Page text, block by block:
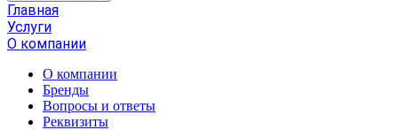
Главная
Услуги
О компании
О компании
Бренды
Вопросы и ответы
Реквизиты